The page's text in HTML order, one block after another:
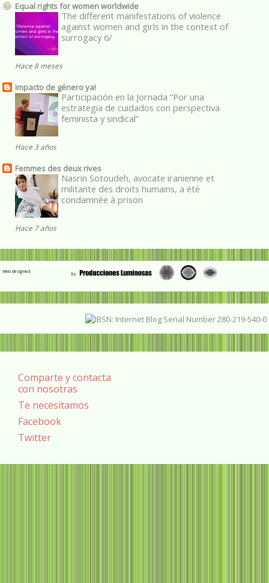
Equal rights for women worldwide
The different manifestations of violence
against women and girls in the context of
surrogacy 6/
Hace 8 meses
Impacto de género ya!
Participación en la Jornada “Por una
estrategia de cuidados con perspectiva
feminista y sindical”
Hace 3 años
Femmes des deux rives
Nasrin Sotoudeh, avocate iranienne et
militante des droits humains, a été
condamnée à prison
Hace 7 años
Web designed
Comparte y contacta
con nosotras
Te necesitamos
Facebook
Twitter